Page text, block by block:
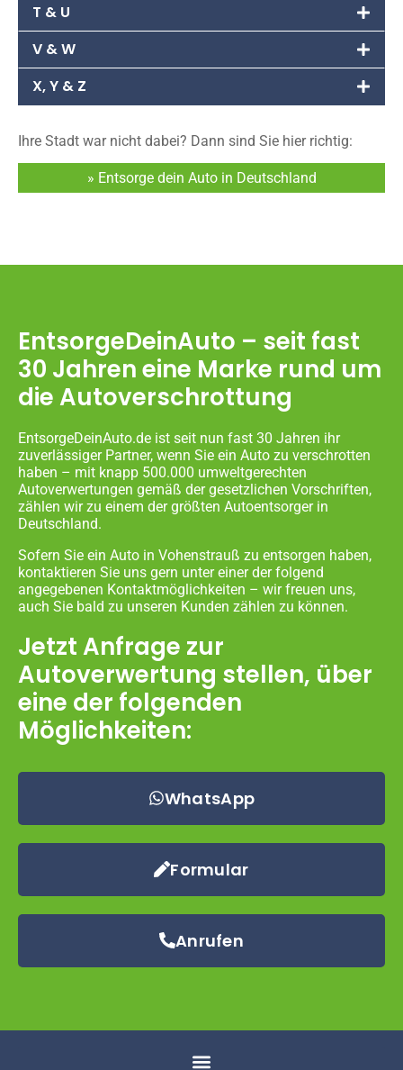
T & U
V & W
X, Y & Z
Ihre Stadt war nicht dabei? Dann sind Sie hier richtig:
» Entsorge dein Auto in Deutschland
EntsorgeDeinAuto – seit fast
30 Jahren eine Marke rund um
die Autoverschrottung
EntsorgeDeinAuto.de ist seit nun fast 30 Jahren ihr
zuverlässiger Partner, wenn Sie ein Auto zu verschrotten
haben – mit knapp 500.000 umweltgerechten
Autoverwertungen gemäß der gesetzlichen Vorschriften,
zählen wir zu einem der größten Autoentsorger in
Deutschland.
Sofern Sie ein Auto in Vohenstrauß zu entsorgen haben,
kontaktieren Sie uns gern unter einer der folgend
angegebenen Kontaktmöglichkeiten – wir freuen uns,
auch Sie bald zu unseren Kunden zählen zu können.
Jetzt Anfrage zur
Autoverwertung stellen, über
eine der folgenden
Möglichkeiten:
WhatsApp
Formular
Anrufen